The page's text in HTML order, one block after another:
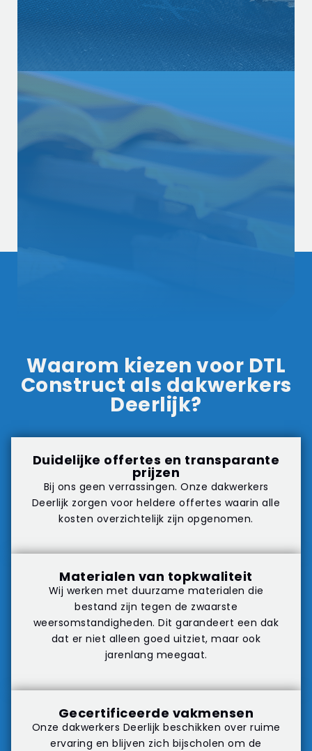
Waarom kiezen voor DTL
Construct als dakwerkers
Deerlijk?
Duidelijke offertes en transparante
prijzen
Bij ons geen verrassingen. Onze dakwerkers
Deerlijk zorgen voor heldere offertes waarin alle
kosten overzichtelijk zijn opgenomen.
Materialen van topkwaliteit
Wij werken met duurzame materialen die
bestand zijn tegen de zwaarste
weersomstandigheden. Dit garandeert een dak
dat er niet alleen goed uitziet, maar ook
jarenlang meegaat.
Gecertificeerde vakmensen
Onze dakwerkers Deerlijk beschikken over ruime
ervaring en blijven zich bijscholen om de